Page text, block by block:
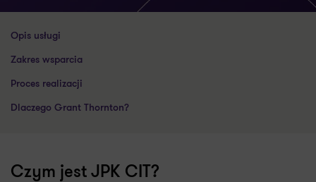
Opis usługi
Zakres wsparcia
Proces realizacji
Dlaczego Grant Thornton?
Czym jest JPK CIT?